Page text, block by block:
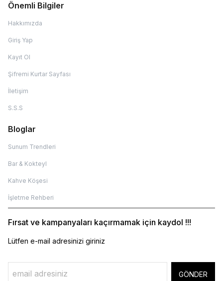
Önemli Bilgiler
Hakkımızda
Giriş Yap
Kayıt Ol
Şifremi Kurtar Sayfası
İletişim
S.S.S
Bloglar
Sunum Trendleri
Bar & Kokteyl
Kahve Köşesi
İşletme Rehberi
Fırsat ve kampanyaları kaçırmamak için kaydol !!!
Lütfen e-mail adresinizi giriniz
GÖNDER